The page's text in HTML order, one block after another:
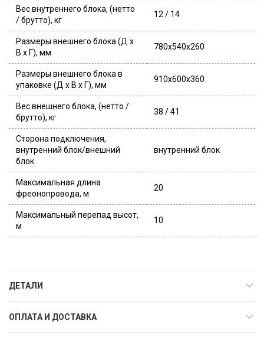
Вес внутреннего блока, (нетто
/ брутто), кг
12 / 14
Размеры внешнего блока (Д x
В x Г), мм
780x540x260
Размеры внешнего блока в
упаковке (Д x В x Г), мм
910x600x360
Вес внешнего блока, (нетто /
брутто), кг
38 / 41
Сторона подключения,
внутренний блок/внешний
блок
внутренний блок
Максимальная длина
фреонопровода, м
20
Максимальный перепад высот,
м
10
ДЕТАЛИ
ОПЛАТА И ДОСТАВКА